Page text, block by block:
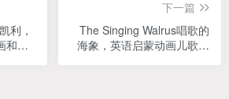
利，
和英
下一篇
The Singing Walrus唱歌的
海象，英语启蒙动画儿歌，